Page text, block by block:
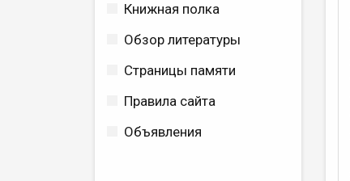
Книжная полка
Обзор литературы
Страницы памяти
Правила сайта
Объявления